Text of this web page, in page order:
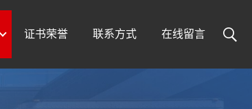
证书荣誉 联系方式 在线留言